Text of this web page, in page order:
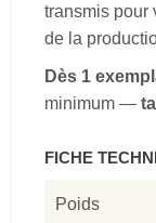
transmis pour
de la
Dès 1
minimum —
FICHE
Poids